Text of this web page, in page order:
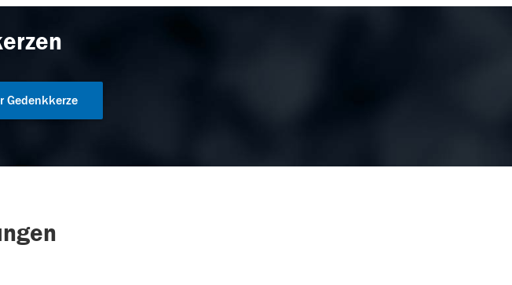
Gedenkkerze